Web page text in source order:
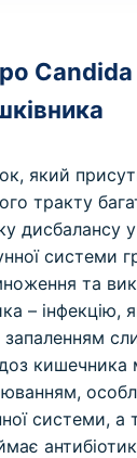
Candida
який
тракту
дисбалансу
системи
та
– інфекцію,
кишечника
системи, а